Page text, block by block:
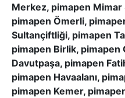
Merkez, pimapen
pimapen Ömerli,
Sultançiftliği, pimapen
pimapen Birlik, pimapen
Davutpaşa, pimapen
pimapen Havaalanı,
pimapen Kemer,